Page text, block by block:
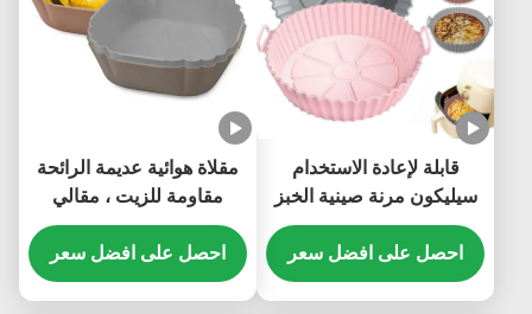
قابلة لإعادة الاستخدام
سيليكون مرنة صينية الخبز
بطانة متعددة الأغراض قوي
احصل على افضل سعر
مقلاة هوائية عديمة الرائحة
مقاومة للزيت ، مقالي
سيليكون مقاومة للحرارة
احصل على افضل سعر